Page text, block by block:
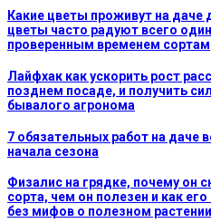
Какие цветы проживут на
цветы часто радуют всего
проверенным временем сортам
Лайфхак как ускорить рост
позднем посаде, и получить
бывалого агронома
7 обязательных работ на даче
начала сезона
Физалис на грядке, почему он
сорта, чем он полезен и как
без мифов о полезном растении